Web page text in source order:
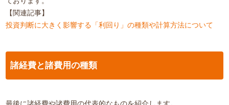
【関連記事】
投資判断に大きく影響する「利回り」の種類や計算方法について
諸経費と諸費用の種類
最後に諸経費や諸費用の代表的なものを紹介します。